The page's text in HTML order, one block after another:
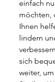
einfach
möchten,
Ihnen
lindern
sich
weiter,